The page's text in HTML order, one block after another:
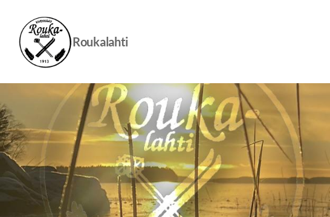
sivun
sisältöön
Roukalahti